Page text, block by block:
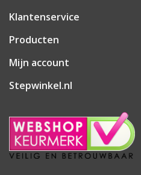
Klantenservice
Producten
Mijn account
Stepwinkel.nl